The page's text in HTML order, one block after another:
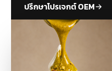
ปรึกษาโปรเจกต์ OEM